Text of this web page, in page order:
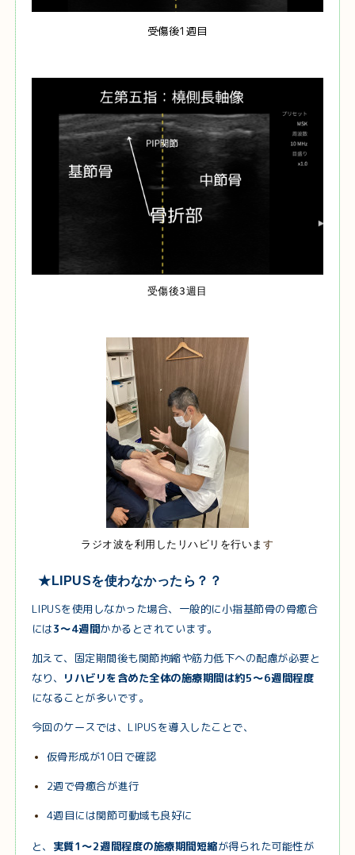
受傷後1週目
受傷後3週目
ラジオ波を利用したリハビリを行いま す
★LIPUSを使わなかったら？？
LIPUSを使用しなかった場合、一般的に小指基節骨の骨癒合
には3〜4週間かかるとされています。
加えて、固定期間後も関節拘縮や筋力低下への配慮が必要と
なり、 リハビリを含めた全体の施療期間は約5〜6週間程度
になることが多いです。
今回のケースでは、LIPUSを導入したことで、
仮骨形成が10日で確認
2週で骨癒合が進行
4週目には関節可動域も良好に
と、 実質1〜2週間程度の施療期間短縮が得られた可能性が